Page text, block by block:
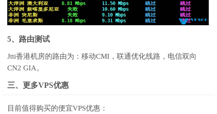
5、路由测试
Jtti香港机房的路由为：移动CMI，联通优化线路，电信双向
CN2 GIA。
三、更多VPS优惠
目前值得购买的便宜VPS优惠：